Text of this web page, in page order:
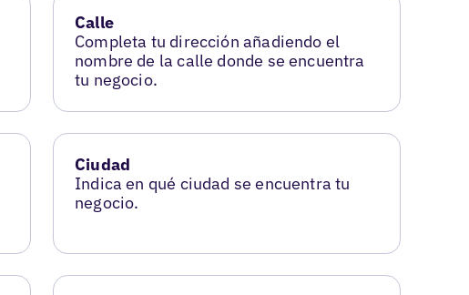
Calle
Completa tu dirección añadiendo el
nombre de la calle donde se encuentra
tu negocio.
Ciudad
Indica en qué ciudad se encuentra tu
negocio.